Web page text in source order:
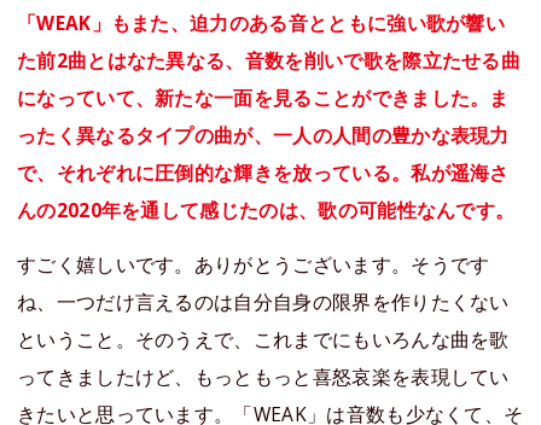
「WEAK」もまた、迫力のある音とともに強い歌が響い
た前2曲とはなた異なる、音数を削いで歌を際立たせる曲
になっていて、新たな一面を見ることができました。ま
ったく異なるタイプの曲が、一人の人間の豊かな表現力
で、それぞれに圧倒的な輝きを放っている。私が遥海さ
んの2020年を通して感じたのは、歌の可能性なんです。
すごく嬉しいです。ありがとうございます。そうです
ね、一つだけ言えるのは自分自身の限界を作りたくない
ということ。そのうえで、これまでにもいろんな曲を歌
ってきましたけど、もっともっと喜怒哀楽を表現してい
きたいと思っています。「WEAK」は音数も少なくて、そ